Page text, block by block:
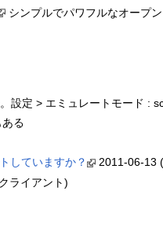
シンプルでパワフルなオープ
設定 > エミュレートモード :
る
していますか？
2011-06-13
ライアント)